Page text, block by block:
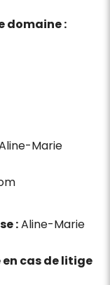
domaine :
Marie
:Aline-Marie
cas de litige